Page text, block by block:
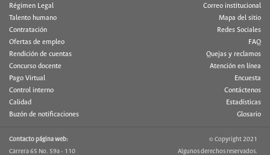
Régimen Legal
Talento humano
Contratación
Ofertas de empleo
Rendición de cuentas
Concurso docente
Pago Virtual
Control interno
Calidad
Buzón de notificaciones
Correo institucional
Mapa del sitio
Redes Sociales
FAQ
Quejas y reclamos
Atención en línea
Encuesta
Contáctenos
Estadísticas
Glosario
Contacto página web:
Carrera 65 No. 59a - 110
© Copyright 2021
Algunos derechos reservados.